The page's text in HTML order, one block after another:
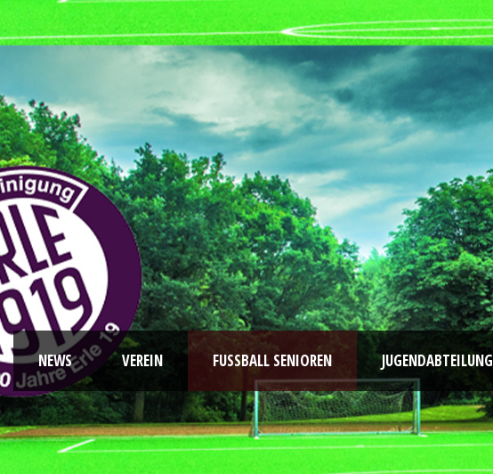
NEWS VEREIN FUSSBALL SENIOREN JUGENDABTEILUNG